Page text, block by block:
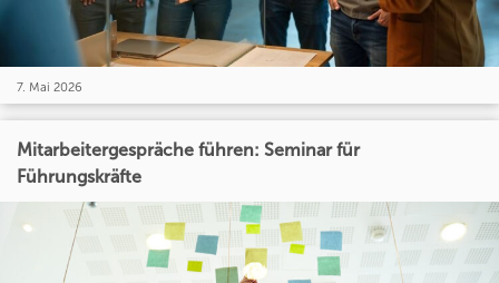
7. Mai 2026
Mitarbeitergespräche führen: Seminar für
Führungskräfte